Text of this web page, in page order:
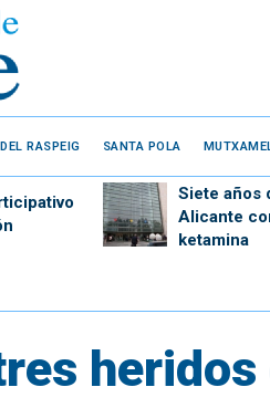
RASPEIG SANTA POLA
Siete años
Alicante
ketamina